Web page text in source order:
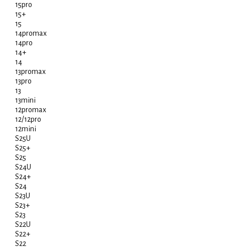
15pro
15+
15
14promax
14pro
14+
14
13promax
13pro
13
13mini
12promax
12/12pro
12mini
S25U
S25+
S25
S24U
S24+
S24
S23U
S23+
S23
S22U
S22+
S22